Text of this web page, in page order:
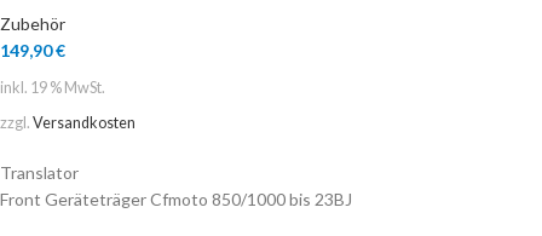
Zubehör
149,90€
inkl. 19 % MwSt.
zzgl. Versandkosten
Translator
Front Geräteträger Cfmoto 850/1000 bis 23BJ